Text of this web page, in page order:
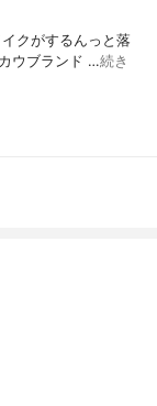
クがするんっと落
カウブランド …続き